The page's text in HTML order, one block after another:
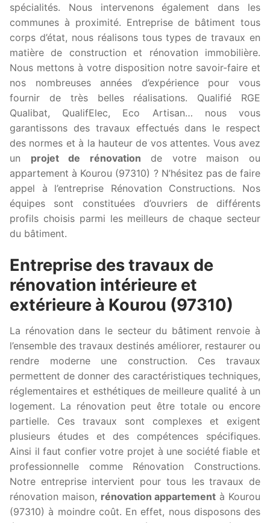
spécialités. Nous intervenons également dans les
communes à proximité. Entreprise de bâtiment tous
corps d’état, nous réalisons tous types de travaux en
matière de construction et rénovation immobilière.
Nous mettons à votre disposition notre savoir-faire et
nos nombreuses années d’expérience pour vous
fournir de très belles réalisations. Qualifié RGE
Qualibat, QualifElec, Eco Artisan… nous vous
garantissons des travaux effectués dans le respect
des normes et à la hauteur de vos attentes. Vous avez
un projet de rénovation de votre maison ou
appartement à Kourou (97310) ? N’hésitez pas de faire
appel à l’entreprise Rénovation Constructions. Nos
équipes sont constituées d’ouvriers de différents
profils choisis parmi les meilleurs de chaque secteur
du bâtiment.
Entreprise des travaux de
rénovation intérieure et
extérieure à Kourou (97310)
La rénovation dans le secteur du bâtiment renvoie à
l’ensemble des travaux destinés améliorer, restaurer ou
rendre moderne une construction. Ces travaux
permettent de donner des caractéristiques techniques,
réglementaires et esthétiques de meilleure qualité à un
logement. La rénovation peut être totale ou encore
partielle. Ces travaux sont complexes et exigent
plusieurs études et des compétences spécifiques.
Ainsi il faut confier votre projet à une société fiable et
professionnelle comme Rénovation Constructions.
Notre entreprise intervient pour tous les travaux de
rénovation maison, rénovation appartement à Kourou
(97310) à moindre coût. En effet, nous disposons des